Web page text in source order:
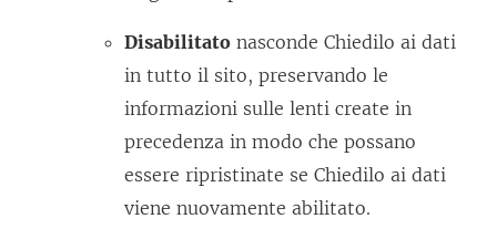
Disabilitato nasconde Chiedilo ai dati
in tutto il sito, preservando le
informazioni sulle lenti create in
precedenza in modo che possano
essere ripristinate se Chiedilo ai dati
viene nuovamente abilitato.